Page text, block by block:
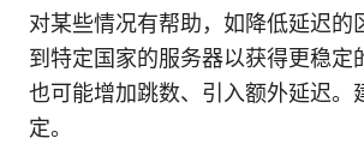
对某些情况有帮助，如降低延迟的
到特定国家的服务器以获得更稳定
也可能增加跳数、引入额外延迟。
定。